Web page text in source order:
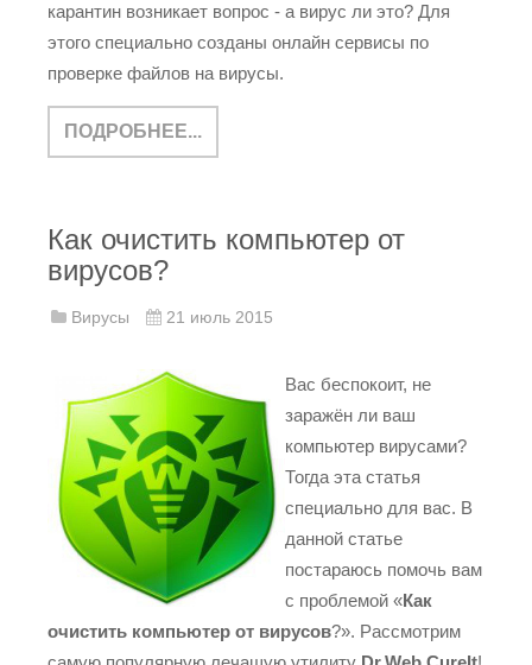
карантин возникает вопрос - а вирус ли это? Для
этого специально созданы онлайн сервисы по
проверке файлов на вирусы.
ПОДРОБНЕЕ...
Как очистить компьютер от
вирусов?
Вирусы 21 июль 2015
Вас беспокоит, не
заражён ли ваш
компьютер вирусами?
Тогда эта статья
специально для вас. В
данной статье
постараюсь помочь вам
с проблемой «Как
очистить компьютер от вирусов?». Рассмотрим